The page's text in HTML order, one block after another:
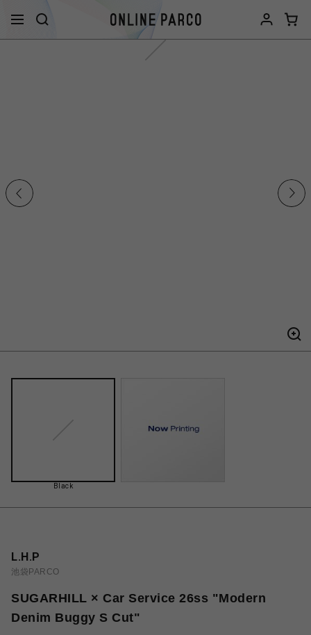
Black
L.H.P
池袋PARCO
SUGARHILL × Car Service 26ss "Modern
Denim Buggy S Cut"